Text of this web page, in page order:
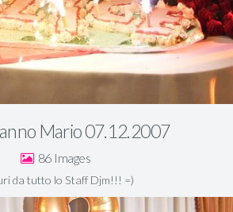
Mario 07.12.2007
86
da tutto lo Staff Djm!!! =)